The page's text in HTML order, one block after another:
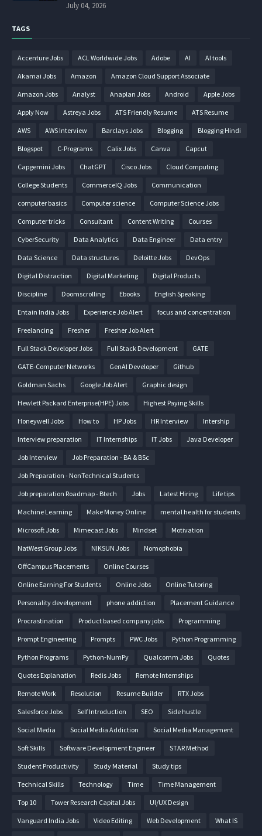
July 04, 2026
TAGS
Accenture Jobs ACL Worldwide Jobs Adobe AI AI tools
Akamai Jobs Amazon Amazon Cloud Support Associate
Amazon Jobs Analyst Anaplan Jobs Android Apple Jobs
Apply Now Astreya Jobs ATS Friendly Resume ATS Resume
AWS AWS Interview Barclays Jobs Blogging Blogging Hindi
Blogspot C-Programs Calix Jobs Canva Capcut
Capgemini Jobs ChatGPT Cisco Jobs Cloud Computing
College Students CommerceIQ Jobs Communication
computer basics Computer science Computer Science Jobs
Computer tricks Consultant Content Writing Courses
CyberSecurity Data Analytics Data Engineer Data entry
Data Science Data structures Deloitte Jobs DevOps
Digital Distraction Digital Marketing Digital Products
Discipline Doomscrolling Ebooks English Speaking
Entain India Jobs Experience Job Alert focus and concentration
Freelancing Fresher Fresher Job Alert
Full Stack Developer Jobs Full Stack Development GATE
GATE-Computer Networks GenAI Developer Github
Goldman Sachs Google Job Alert Graphic design
Hewlett Packard Enterprise(HPE) Jobs Highest Paying Skills
Honeywell Jobs How to HP Jobs HR Interview Intership
Interview preparation IT Internships IT Jobs Java Developer
Job Interview Job Preparation - BA & BSc
Job Preparation - NonTechnical Students
Job preparation Roadmap - Btech Jobs Latest Hiring Life tips
Machine Learning Make Money Online mental health for students
Microsoft Jobs Mimecast Jobs Mindset Motivation
NatWest Group Jobs NIKSUN Jobs Nomophobia
OffCampus Placements Online Courses
Online Earning For Students Online Jobs Online Tutoring
Personality development phone addiction Placement Guidance
Procrastination Product based company jobs Programming
Prompt Engineering Prompts PWC Jobs Python Programming
Python Programs Python-NumPy Qualcomm Jobs Quotes
Quotes Explanation Redis Jobs Remote Internships
Remote Work Resolution Resume Builder RTX Jobs
Salesforce Jobs Self Introduction SEO Side hustle
Social Media Social Media Addiction Social Media Management
Soft Skills Software Development Engineer STAR Method
Student Productivity Study Material Study tips
Technical Skills Technology Time Time Management
Top 10 Tower Research Capital Jobs UI/UX Design
Vanguard India Jobs Video Editing Web Development What IS